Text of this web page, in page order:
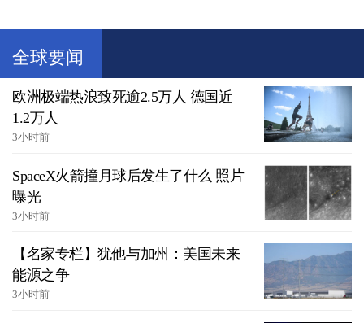
全球要闻
欧洲极端热浪致死逾2.5万人 德国近
1.2万人
3小时前
SpaceX火箭撞月球后发生了什么 照片
曝光
3小时前
【名家专栏】犹他与加州：美国未来
能源之争
3小时前